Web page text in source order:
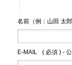
名前（例：山田 太郎
E-MAIL ( 必須 ) -